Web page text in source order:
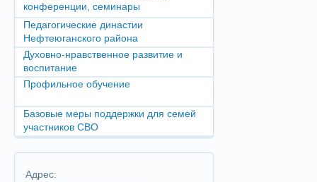
конференции, семинары
Педагогические династии
Нефтеюганского района
Духовно-нравственное развитие и
воспитание
Профильное обучение
Базовые меры поддержки для семей
участников СВО
Адрес: